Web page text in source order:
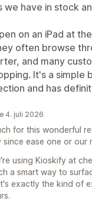
we have in stock
on an iPad at
often browse
and many
It's a
and has
4. juli 2026
for this wonderful
ease one or our
using Kioskify at
a smart way to
exactly the kind of